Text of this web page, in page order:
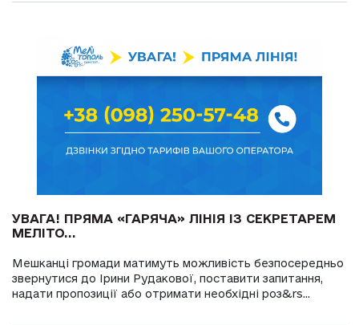
УВАГА! ПРЯМА «ГАРЯЧА» ЛІНІЯ ІЗ СЕКРЕТАРЕМ
МЕЛІТО...
Мешканці громади матимуть можливість безпосередньо
звернутися до Ірини Рудакової, поставити запитання,
надати пропозиції або отримати необхідні роз&rs...